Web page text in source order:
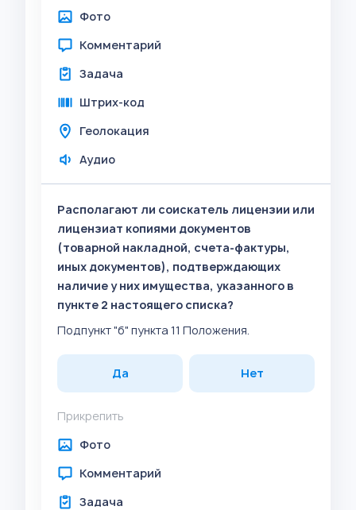
Фото
Комментарий
Задача
Штрих-код
Геолокация
Аудио
Располагают ли соискатель лицензии или
лицензиат копиями документов
(товарной накладной, счета-фактуры,
иных документов), подтверждающих
наличие у них имущества, указанного в
пункте 2 настоящего списка?
Подпункт "б" пункта 11 Положения.
Да Нет
Прикрепить
Фото
Комментарий
Задача